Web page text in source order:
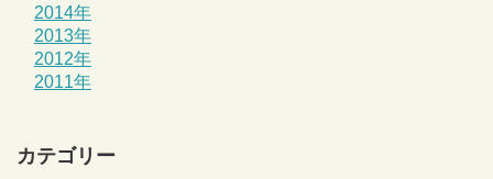
2014年
2013年
2012年
2011年
カテゴリー